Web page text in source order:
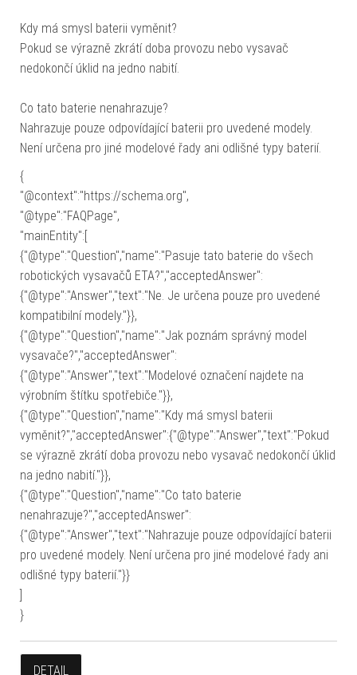
Kdy má smysl baterii vyměnit?
Pokud se výrazně zkrátí doba provozu nebo vysavač
nedokončí úklid na jedno nabití.
Co tato baterie nenahrazuje?
Nahrazuje pouze odpovídající baterii pro uvedené modely.
Není určena pro jiné modelové řady ani odlišné typy baterií.
{
"@context":"https://schema.org",
"@type":"FAQPage",
"mainEntity":[
{"@type":"Question","name":"Pasuje tato baterie do všech
robotických vysavačů ETA?","acceptedAnswer":
{"@type":"Answer","text":"Ne. Je určena pouze pro uvedené
kompatibilní modely."}},
{"@type":"Question","name":"Jak poznám správný model
vysavače?","acceptedAnswer":
{"@type":"Answer","text":"Modelové označení najdete na
výrobním štítku spotřebiče."}},
{"@type":"Question","name":"Kdy má smysl baterii
vyměnit?","acceptedAnswer":{"@type":"Answer","text":"Pokud
se výrazně zkrátí doba provozu nebo vysavač nedokončí úklid
na jedno nabití."}},
{"@type":"Question","name":"Co tato baterie
nenahrazuje?","acceptedAnswer":
{"@type":"Answer","text":"Nahrazuje pouze odpovídající baterii
pro uvedené modely. Není určena pro jiné modelové řady ani
odlišné typy baterií."}}
]
}
DETAIL